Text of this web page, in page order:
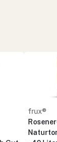
frux®